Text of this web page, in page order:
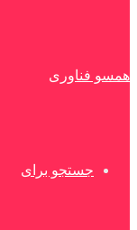
همسو فناوری
جستجو برای